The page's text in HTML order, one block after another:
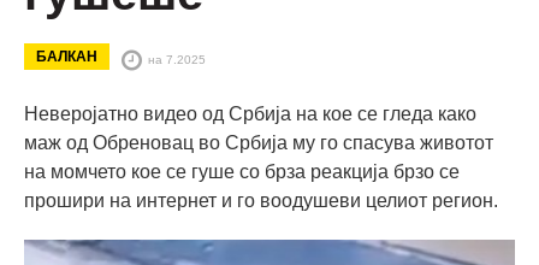
БАЛКАН на 7.2025
Неверојатно видео од Србија на кое се гледа како
маж од Обреновац во Србија му го спасува животот
на момчето кое се гуше со брза реакција брзо се
прошири на интернет и го воодушеви целиот регион.